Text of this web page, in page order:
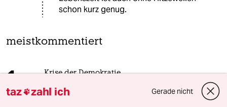
schon kurz genug.
meistkommentiert
1 Krise der Demokratie
AfD-Wählen als Triebabfuhr
taz zahl ich Gerade nicht